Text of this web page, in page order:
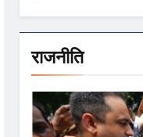
राजनीति